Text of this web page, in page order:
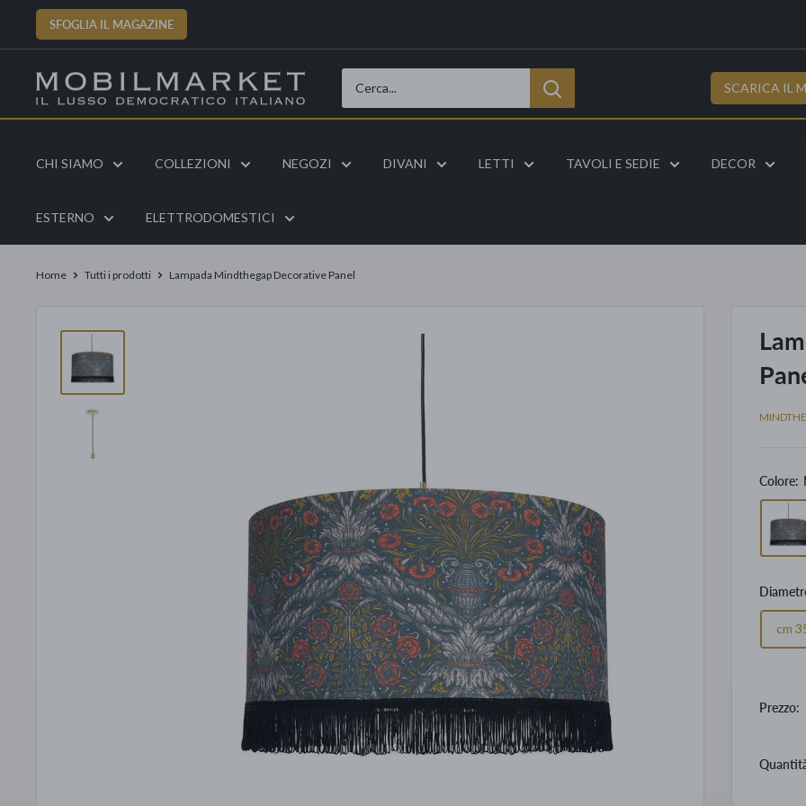
SFOGLIA IL MAGAZINE
SCARICA IL
CHI SIAMO COLLEZIONI NEGOZI DIVANI LETTI TAVOLI E SEDIE DECOR
ESTERNO ELETTRODOMESTICI
Home Tutti i prodotti Lampada Mindthegap Decorative Panel
Colore:
cm
Prezzo: